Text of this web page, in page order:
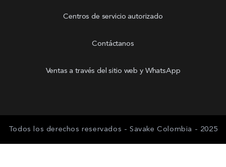
Centros de servicio autorizado
Contáctanos
Ventas a través del sitio web y WhatsApp
Todos los derechos reservados - Savake Colombia - 2025